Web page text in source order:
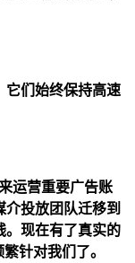
它们始终保持高速
运营重要广告账
投放团队迁移到
。现在有了真实的
针对我们了。